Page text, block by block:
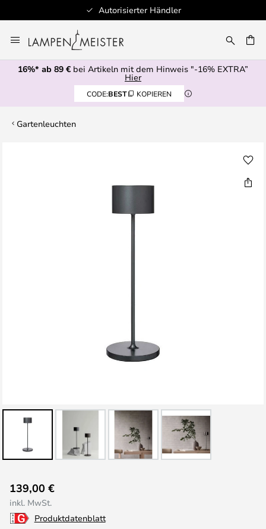
Autorisierter Händler
Inhalt
springen
16%* ab 89 € bei Artikeln mit dem Hinweis "-16% EXTRA”
Hier
CODE:BEST KOPIEREN
Gartenleuchten
Anfang
der
Bildgalerie
139,00 €
inkl. MwSt.
Produktdatenblatt